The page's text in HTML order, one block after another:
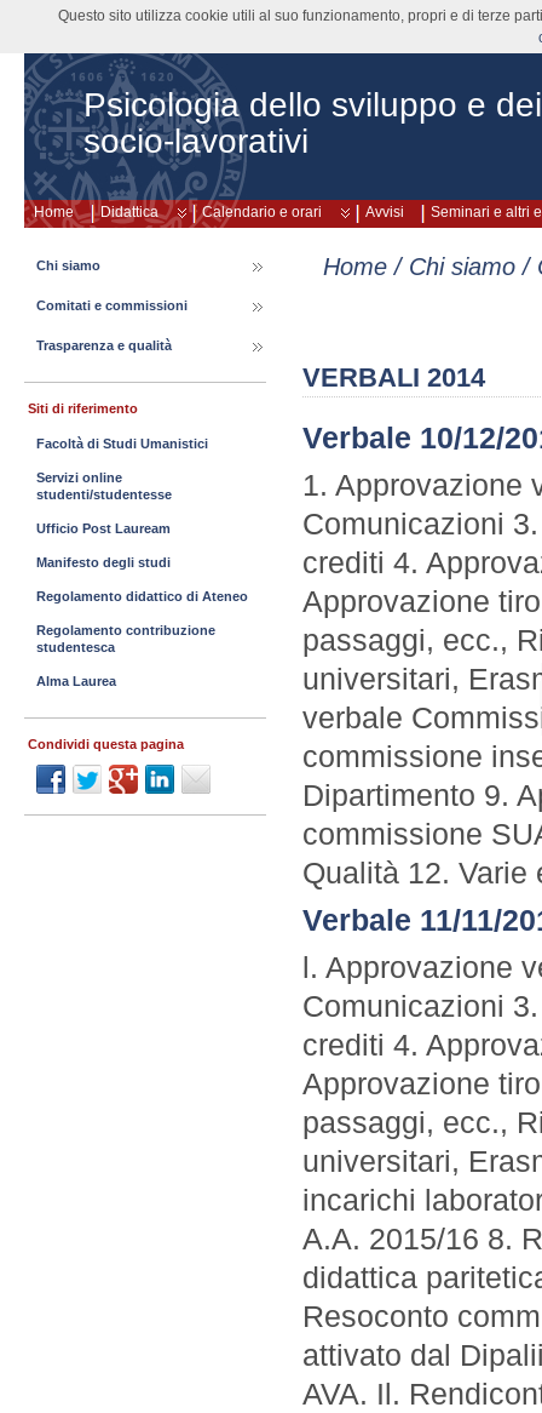
Psicologia dello sviluppo e
socio-lavorativi
Home Didattica Calendario e orari Avvisi Seminari e altri
Home / Chi siamo /
VERBALI 2014
Verbale 10/12/
1. Approvazione
Comunicazioni
crediti 4.
Approvazione
passaggi, ecc.,
universitari,
verbale
commissione
Dipartimento 9.
commissione
Qualità 12. Varie
Verbale 11/11/
l. Approvazione
Comunicazioni
crediti 4.
Approvazione
passaggi, ecc.,
universitari,
incarichi
A.A. 2015/16 8.
didattica
Resoconto
attivato dal
AVA. Il.
Chi siamo
Comitati e commissioni
Trasparenza e qualità
Siti di riferimento
Facoltà di Studi Umanistici
Servizi online
studenti/studentesse
Ufficio Post Lauream
Manifesto degli studi
Regolamento didattico di Ateneo
Regolamento contribuzione
studentesca
Alma Laurea
Condividi questa pagina
Questo sito utilizza cookie utili al suo funzionamento, propri e di terze